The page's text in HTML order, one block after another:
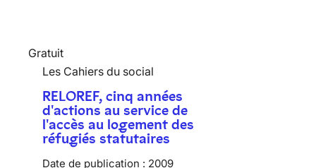
Gratuit
Les Cahiers du social
RELOREF, cinq années
d'actions au service de
l'accès au logement des
réfugiés statutaires
Date de publication : 2009